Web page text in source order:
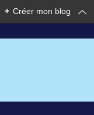
+ Créer mon blog